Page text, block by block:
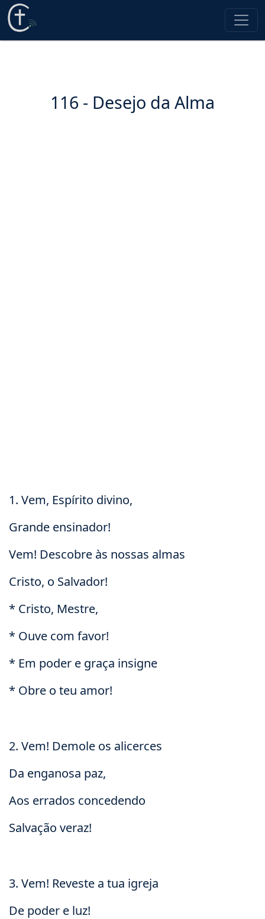
116 - Desejo da Alma
1. Vem, Espírito divino,
Grande ensinador!
Vem! Descobre às nossas almas
Cristo, o Salvador!
* Cristo, Mestre,
* Ouve com favor!
* Em poder e graça insigne
* Obre o teu amor!
2. Vem! Demole os alicerces
Da enganosa paz,
Aos errados concedendo
Salvação veraz!
3. Vem! Reveste a tua igreja
De poder e luz!